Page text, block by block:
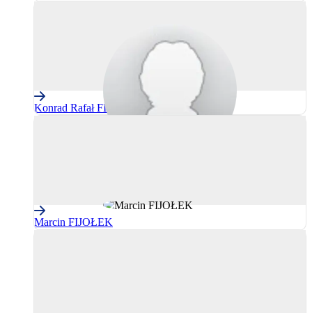
Konrad Rafał FIJOŁEK
Marcin FIJOŁEK